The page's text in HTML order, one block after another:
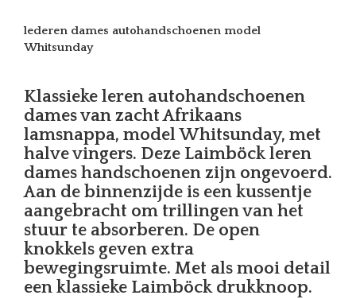
lederen dames autohandschoenen model
Whitsunday
Klassieke leren autohandschoenen
dames van zacht Afrikaans
lamsnappa, model Whitsunday, met
halve vingers. Deze Laimböck leren
dames handschoenen zijn ongevoerd.
Aan de binnenzijde is een kussentje
aangebracht om trillingen van het
stuur te absorberen. De open
knokkels geven extra
bewegingsruimte. Met als mooi detail
een klassieke Laimböck drukknoop.